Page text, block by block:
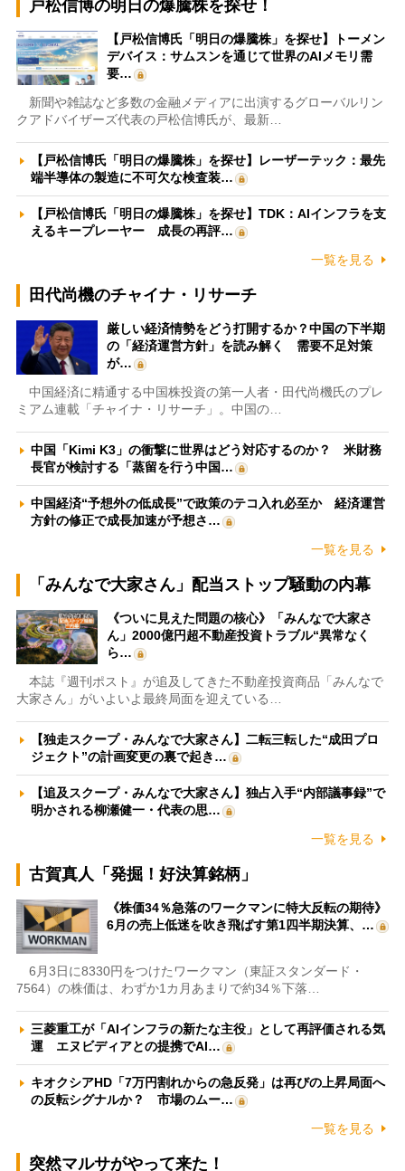
戸松信博の明日の爆騰株を探せ！
【戸松信博氏「明日の爆騰株」を探せ】トーメン
デバイス：サムスンを通じて世界のAIメモリ需
要…
新聞や雑誌など多数の金融メディアに出演するグローバルリン
クアドバイザーズ代表の戸松信博氏が、最新…
【戸松信博氏「明日の爆騰株」を探せ】レーザーテック：最先
端半導体の製造に不可欠な検査装…
【戸松信博氏「明日の爆騰株」を探せ】TDK：AIインフラを支
えるキープレーヤー 成長の再評…
一覧を見る
田代尚機のチャイナ・リサーチ
厳しい経済情勢をどう打開するか？中国の下半期
の「経済運営方針」を読み解く 需要不足対策
が…
中国経済に精通する中国株投資の第一人者・田代尚機氏のプレ
ミアム連載「チャイナ・リサーチ」。中国の…
中国「Kimi K3」の衝撃に世界はどう対応するのか？ 米財務
長官が検討する「蒸留を行う中国…
中国経済“予想外の低成長”で政策のテコ入れ必至か 経済運営
方針の修正で成長加速が予想さ…
一覧を見る
「みんなで大家さん」配当ストップ騒動の内幕
《ついに見えた問題の核心》「みんなで大家さ
ん」2000億円超不動産投資トラブル“異常なく
ら…
本誌『週刊ポスト』が追及してきた不動産投資商品「みんなで
大家さん」がいよいよ最終局面を迎えている…
【独走スクープ・みんなで大家さん】二転三転した“成田プロ
ジェクト”の計画変更の裏で起き…
【追及スクープ・みんなで大家さん】独占入手“内部議事録”で
明かされる柳瀬健一・代表の思…
一覧を見る
古賀真人「発掘！好決算銘柄」
《株価34％急落のワークマンに特大反転の期待》
6月の売上低迷を吹き飛ばす第1四半期決算、…
6月3日に8330円をつけたワークマン（東証スタンダード・
7564）の株価は、わずか1カ月あまりで約34％下落…
三菱重工が「AIインフラの新たな主役」として再評価される気
運 エヌビディアとの提携でAI…
キオクシアHD「7万円割れからの急反発」は再びの上昇局面へ
の反転シグナルか？ 市場のムー…
一覧を見る
突然マルサがやって来た！